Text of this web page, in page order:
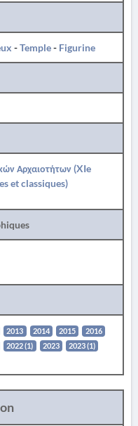
-Temple- Figurine
Αρχαιοτήτων (XIe
et classiques)
2013 2014 2015
2016
2022 (1) 2023
2023 (1)